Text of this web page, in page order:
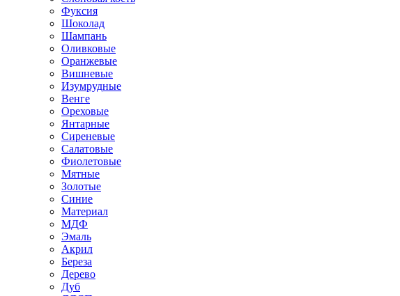
Фуксия
Шоколад
Шампань
Оливковые
Оранжевые
Вишневые
Изумрудные
Венге
Ореховые
Янтарные
Сиреневые
Салатовые
Фиолетовые
Мятные
Золотые
Синие
Материал
МДФ
Эмаль
Акрил
Береза
Дерево
Дуб